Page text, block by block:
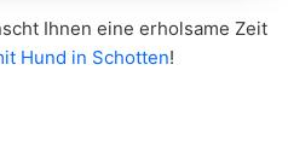
Ihnen eine erholsame Zeit
Hund in Schotten!